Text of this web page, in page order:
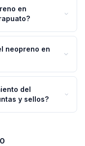
en
neopreno en
del
y sellos?